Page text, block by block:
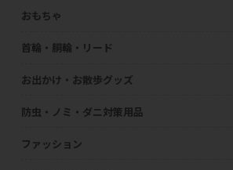
おもちゃ
首輪・胴輪・リード
お出かけ・お散歩グッズ
防虫・ノミ・ダニ対策用品
ファッション